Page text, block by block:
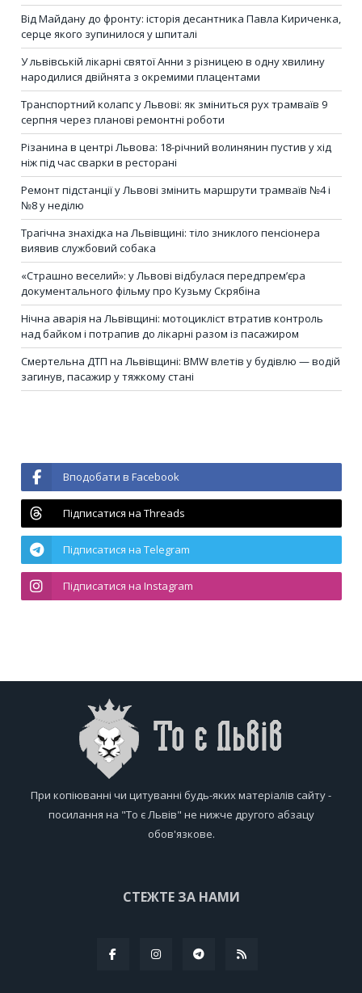
Від Майдану до фронту: історія десантника Павла Кириченка,
серце якого зупинилося у шпиталі
У львівській лікарні святої Анни з різницею в одну хвилину
народилися двійнята з окремими плацентами
Транспортний колапс у Львові: як зміниться рух трамваїв 9
серпня через планові ремонтні роботи
Різанина в центрі Львова: 18-річний волинянин пустив у хід
ніж під час сварки в ресторані
Ремонт підстанції у Львові змінить маршрути трамваїв №4 і
№8 у неділю
Трагічна знахідка на Львівщині: тіло зниклого пенсіонера
виявив службовий собака
«Страшно веселий»: у Львові відбулася передпрем’єра
документального фільму про Кузьму Скрябіна
Нічна аварія на Львівщині: мотоцикліст втратив контроль
над байком і потрапив до лікарні разом із пасажиром
Смертельна ДТП на Львівщині: BMW влетів у будівлю — водій
загинув, пасажир у тяжкому стані
Вподобати в Facebook
Підписатися на Threads
Підписатися на Telegram
Підписатися на Instagram
При копіюванні чи цитуванні будь-яких матеріалів сайту -
посилання на "То є Львів" не нижче другого абзацу
обов'язкове.
СТЕЖТЕ ЗА НАМИ